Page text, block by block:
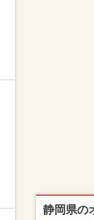
静岡県の